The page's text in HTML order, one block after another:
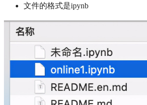
文件的格式是ipynb